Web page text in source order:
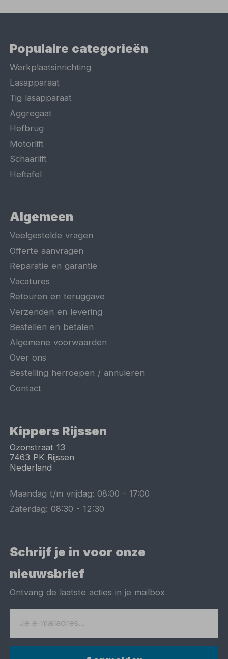
Populaire categorieën
Werkplaatsinrichting
Lasapparaat
Tig lasapparaat
Aggregaat
Hefbrug
Motorlift
Schaarlift
Heftafel
Algemeen
Veelgestelde vragen
Offerte aanvragen
Reparatie en garantie
Vacatures
Retouren en teruggave
Verzenden en levering
Bestellen en betalen
Algemene voorwaarden
Over ons
Bestelling herroepen / annuleren
Contact
Kippers Rijssen
Ozonstraat 13
7463 PK Rijssen
Nederland
Maandag t/m vrijdag:08:00 -17:00
Zaterdag:08:30 -12:30
Schrijf je in voor onze
nieuwsbrief
Ontvang de laatste acties in je mailbox